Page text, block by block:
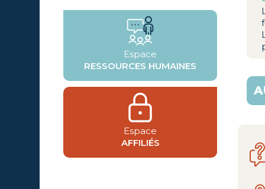
Espace
RESSOURCES HUMAINES
Espace
AFFILIÉS